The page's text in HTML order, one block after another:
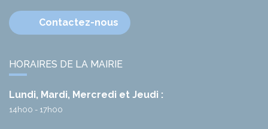
Contactez-nous
HORAIRES DE LA MAIRIE
Lundi, Mardi, Mercredi et Jeudi :
14h00 - 17h00